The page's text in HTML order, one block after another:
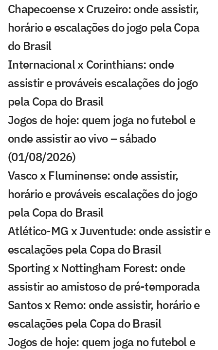
Chapecoense x Cruzeiro: onde assistir,
horário e escalações do jogo pela Copa
do Brasil
Internacional x Corinthians: onde
assistir e prováveis escalações do jogo
pela Copa do Brasil
Jogos de hoje: quem joga no futebol e
onde assistir ao vivo – sábado
(01/08/2026)
Vasco x Fluminense: onde assistir,
horário e prováveis escalações do jogo
pela Copa do Brasil
Atlético-MG x Juventude: onde assistir e
escalações pela Copa do Brasil
Sporting x Nottingham Forest: onde
assistir ao amistoso de pré-temporada
Santos x Remo: onde assistir, horário e
escalações pela Copa do Brasil
Jogos de hoje: quem joga no futebol e